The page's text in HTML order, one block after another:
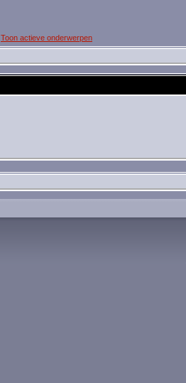
Toon actieve onderwerpen